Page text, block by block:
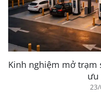
Kinh nghiệm mở trạm
ưu